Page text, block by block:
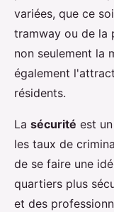
variées, que ce
tramway ou de la
non seulement la
également
résidents.
La sécurité est
les taux de
de se faire une
quartiers plus
et des